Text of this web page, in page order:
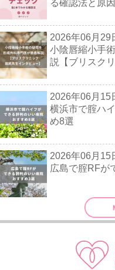
る確認法と原
2026年06月29
小陰唇縮小手
説【ブリスク
2026年06月15
横浜市で腟ハ
め8選
2026年06月15
広島で腟RFが